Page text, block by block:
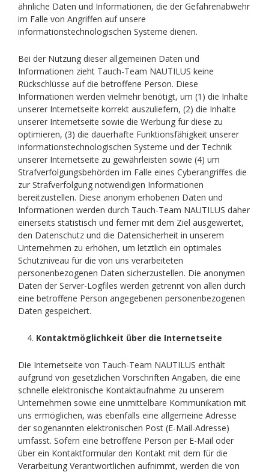
ähnliche Daten und Informationen, die der Gefahrenabwehr
im Falle von Angriffen auf unsere
informationstechnologischen Systeme dienen.
Bei der Nutzung dieser allgemeinen Daten und
Informationen zieht Tauch-Team NAUTILUS keine
Rückschlüsse auf die betroffene Person. Diese
Informationen werden vielmehr benötigt, um (1) die Inhalte
unserer Internetseite korrekt auszuliefern, (2) die Inhalte
unserer Internetseite sowie die Werbung für diese zu
optimieren, (3) die dauerhafte Funktionsfähigkeit unserer
informationstechnologischen Systeme und der Technik
unserer Internetseite zu gewährleisten sowie (4) um
Strafverfolgungsbehörden im Falle eines Cyberangriffes die
zur Strafverfolgung notwendigen Informationen
bereitzustellen. Diese anonym erhobenen Daten und
Informationen werden durch Tauch-Team NAUTILUS daher
einerseits statistisch und ferner mit dem Ziel ausgewertet,
den Datenschutz und die Datensicherheit in unserem
Unternehmen zu erhöhen, um letztlich ein optimales
Schutzniveau für die von uns verarbeiteten
personenbezogenen Daten sicherzustellen. Die anonymen
Daten der Server-Logfiles werden getrennt von allen durch
eine betroffene Person angegebenen personenbezogenen
Daten gespeichert.
Kontaktmöglichkeit über die Internetseite
Die Internetseite von Tauch-Team NAUTILUS enthält
aufgrund von gesetzlichen Vorschriften Angaben, die eine
schnelle elektronische Kontaktaufnahme zu unserem
Unternehmen sowie eine unmittelbare Kommunikation mit
uns ermöglichen, was ebenfalls eine allgemeine Adresse
der sogenannten elektronischen Post (E-Mail-Adresse)
umfasst. Sofern eine betroffene Person per E-Mail oder
über ein Kontaktformular den Kontakt mit dem für die
Verarbeitung Verantwortlichen aufnimmt, werden die von